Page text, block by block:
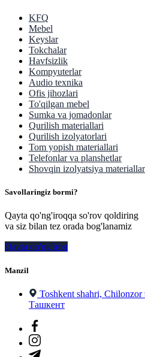
KFQ
Mebel
Keyslar
Tokchalar
Havfsizlik
Kompyuterlar
Audio texnika
Ofis jihozlari
To'qilgan mebel
Sumka va jomadonlar
Qurilish materiallari
Qurilish izolyatorlari
Tom yopish materiallari
Telefonlar va planshetlar
Shovqin izolyatsiya
Savollaringiz bormi?
Qayta qo'ng'iroqqa so'rov qoldiring
va siz bilan tez orada bog'lanamiz
Qayta qo'ng'iroq
Manzil
Toshkent shahri, Chilonzor
Ташкент